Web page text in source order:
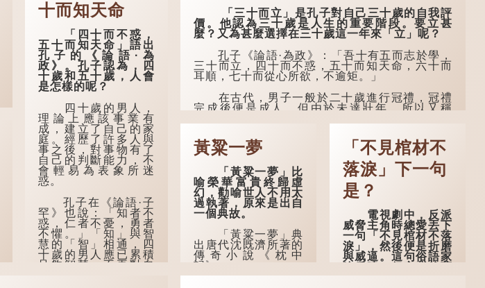
十而知天命
「四十而不惑，
五十而知天命」語出
孔子的《論語·為
政》。孔子認為，四
十歲和五十歲，人會
是怎樣的呢？
四十歲的男人，
理論上應該事業有
成，建立了自己的家
庭。經歷了許多人與
事之後，對事物有了
自己的判斷能力，不
會輕易為表象所迷
惑。
孔子在《論語·子
罕》也說：「知者不
惑，仁者不憂，勇者
不懼。」「知」與智
慧的「智」相通，四
十歲的男人應已累積
足夠智慧，不再對自
「三十而立」是孔子對自己三十歲的自我評
價。他認為三十歲是人生的重要階段。要立甚
麼？又為甚麼選擇在三十歲這一年來「立」呢？
孔子《論語·為政》：「吾十有五而志於學，
三十而立，四十而不惑，五十而知天命，六十而
耳順，七十而從心所欲，不逾矩。」
在古代，男子一般於二十歲進行冠禮，冠禮
完成後便是成人，但由於未達壯年，所以又稱
這說明三十歲在...
黃粱一夢
「黃粱一夢」比
喻榮華富貴終歸虛
幻，勸喻世人不用太
過執著，原來是出自
一個典故。
「黃粱一夢」典
出唐代沈既濟所著的
傳奇小說《枕中
記》。
「不見棺材不
落淚」下一句
是？
電視劇中，反派
威脅主角時總愛丟下
一句「不見棺材不落
淚」，然後便是折磨
與威逼。這句俗語家